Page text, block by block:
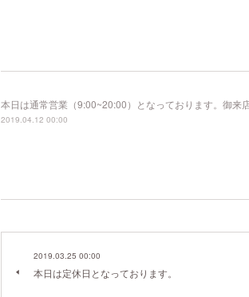
本日は通常営業（9:00~20:00）となっております。御来
2019.04.12 00:00
2019.03.25 00:00
本日は定休日となっております。